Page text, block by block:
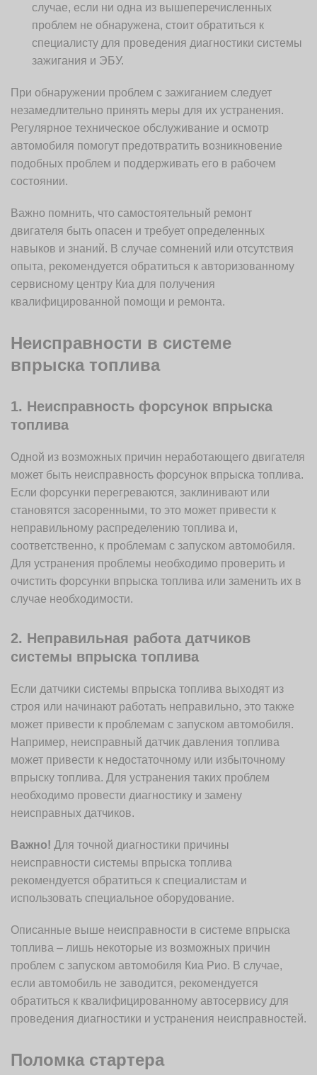
случае, если ни одна из вышеперечисленных
проблем не обнаружена, стоит обратиться к
специалисту для проведения диагностики системы
зажигания и ЭБУ.
При обнаружении проблем с зажиганием следует
незамедлительно принять меры для их устранения.
Регулярное техническое обслуживание и осмотр
автомобиля помогут предотвратить возникновение
подобных проблем и поддерживать его в рабочем
состоянии.
Важно помнить, что самостоятельный ремонт
двигателя быть опасен и требует определенных
навыков и знаний. В случае сомнений или отсутствия
опыта, рекомендуется обратиться к авторизованному
сервисному центру Киа для получения
квалифицированной помощи и ремонта.
Неисправности в системе
впрыска топлива
1. Неисправность форсунок впрыска
топлива
Одной из возможных причин неработающего двигателя
может быть неисправность форсунок впрыска топлива.
Если форсунки перегреваются, заклинивают или
становятся засоренными, то это может привести к
неправильному распределению топлива и,
соответственно, к проблемам с запуском автомобиля.
Для устранения проблемы необходимо проверить и
очистить форсунки впрыска топлива или заменить их в
случае необходимости.
2. Неправильная работа датчиков
системы впрыска топлива
Если датчики системы впрыска топлива выходят из
строя или начинают работать неправильно, это также
может привести к проблемам с запуском автомобиля.
Например, неисправный датчик давления топлива
может привести к недостаточному или избыточному
впрыску топлива. Для устранения таких проблем
необходимо провести диагностику и замену
неисправных датчиков.
Важно! Для точной диагностики причины
неисправности системы впрыска топлива
рекомендуется обратиться к специалистам и
использовать специальное оборудование.
Описанные выше неисправности в системе впрыска
топлива – лишь некоторые из возможных причин
проблем с запуском автомобиля Киа Рио. В случае,
если автомобиль не заводится, рекомендуется
обратиться к квалифицированному автосервису для
проведения диагностики и устранения неисправностей.
Поломка стартера